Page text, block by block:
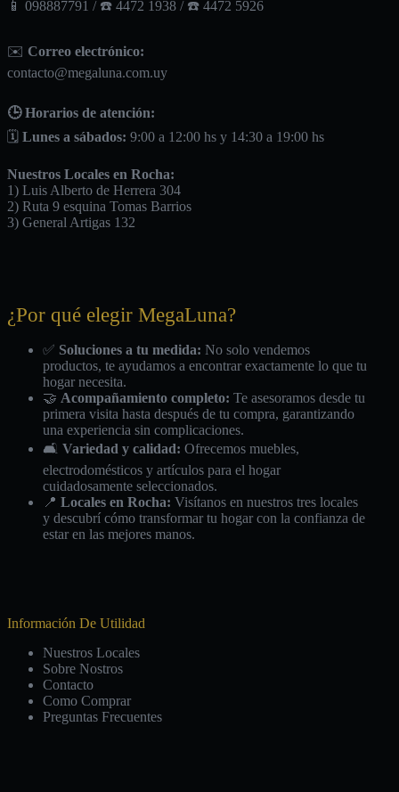
📱 098887791 / ☎️ 4472 1938 / ☎️ 4472 5926
✉️ Correo electrónico:
contacto@megaluna.com.uy
🕒 Horarios de atención:
🗓️ Lunes a sábados: 9:00 a 12:00 hs y 14:30 a 19:00 hs
Nuestros Locales en Rocha:
1) Luis Alberto de Herrera 304
2) Ruta 9 esquina Tomas Barrios
3) General Artigas 132
¿Por qué elegir MegaLuna?
✅ Soluciones a tu medida: No solo vendemos
productos, te ayudamos a encontrar exactamente lo que tu
hogar necesita.
🤝 Acompañamiento completo: Te asesoramos desde tu
primera visita hasta después de tu compra, garantizando
una experiencia sin complicaciones.
🛋️ Variedad y calidad: Ofrecemos muebles,
electrodomésticos y artículos para el hogar
cuidadosamente seleccionados.
📍 Locales en Rocha: Visítanos en nuestros tres locales
y descubrí cómo transformar tu hogar con la confianza de
estar en las mejores manos.
Información De Utilidad
Nuestros Locales
Sobre Nostros
Contacto
Como Comprar
Preguntas Frecuentes